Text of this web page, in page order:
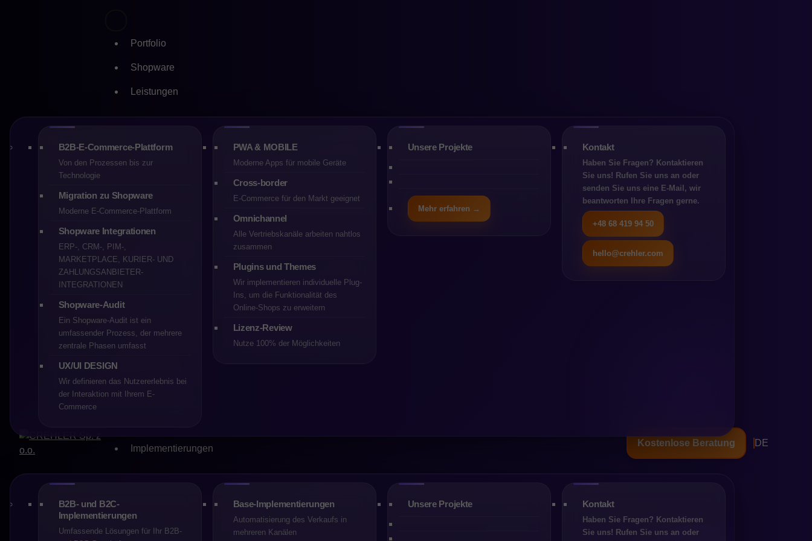
DE
Portfolio
Shopware
Leistungen
B2B-E-Commerce-Plattform
Von den Prozessen bis zur
Technologie
Migration zu Shopware
Moderne E-Commerce-Plattform
Shopware Integrationen
ERP-, CRM-, PIM-,
MARKETPLACE, KURIER- UND
ZAHLUNGSANBIETER-
INTEGRATIONEN
Shopware-Audit
Ein Shopware-Audit ist ein
umfassender Prozess, der mehrere
zentrale Phasen umfasst
UX/UI DESIGN
Wir definieren das Nutzererlebnis bei
der Interaktion mit Ihrem E-
Commerce
PWA & MOBILE
Moderne Apps für mobile Geräte
Cross-border
E-Commerce für den Markt geeignet
Omnichannel
Alle Vertriebskanäle arbeiten nahtlos
zusammen
Plugins und Themes
Wir implementieren individuelle Plug-
Ins, um die Funktionalität des
Online‑Shops zu erweitern
Lizenz-Review
Nutze 100% der Möglichkeiten
Unsere Projekte
Mehr erfahren →
Kontakt
Haben Sie Fragen? Kontaktieren
Sie uns! Rufen Sie uns an oder
senden Sie uns eine E-Mail, wir
beantworten Ihre Fragen gerne.
+48 68 419 94 50
hello@crehler.com
Implementierungen
B2B- und B2C-
Implementierungen
Umfassende Lösungen für Ihr B2B-
Base-Implementierungen
Automatisierung des Verkaufs in
mehreren Kanälen
Unsere Projekte Kontakt
Haben Sie Fragen? Kontaktieren
Sie uns! Rufen Sie uns an oder
Kostenlose Beratung
Shopware ändert das
Lizenzmodell – wird sich das
auf Ihr Unternehmen
auswirken?
Shopware und die Lizenzänderungen – ein natürlicher Schritt in der Weiterentwicklung der Plattform
Shopware Store für Benutzer der Community Edition zu ändern, für einiges Aufsehen gesorgt. Ab dem 24. März 2025
müssen Shops, die mehr als 1 Million Euro Monatsumsatz generieren und weiterhin die kostenlose Version nutzen, auf